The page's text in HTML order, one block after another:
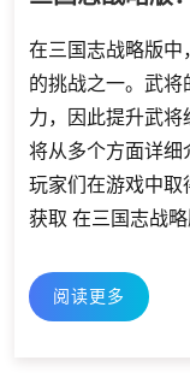
在三国志战略版中
的挑战之一。武
力，因此提升武
将从多个方面详细
玩家们在游戏中取
获取 在三国志战
阅读更多